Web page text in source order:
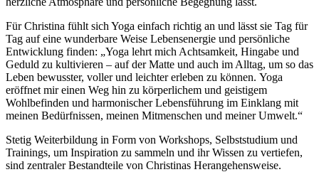
Für Christina fühlt sich Yoga einfach richtig an und lässt sie Tag für
Tag auf eine wunderbare Weise Lebensenergie und persönliche
Entwicklung finden: „Yoga lehrt mich Achtsamkeit, Hingabe und
Geduld zu kultivieren – auf der Matte und auch im Alltag, um so das
Leben bewusster, voller und leichter erleben zu können. Yoga
eröffnet mir einen Weg hin zu körperlichem und geistigem
Wohlbefinden und harmonischer Lebensführung im Einklang mit
meinen Bedürfnissen, meinen Mitmenschen und meiner Umwelt.“
Stetig Weiterbildung in Form von Workshops, Selbststudium und
Trainings, um Inspiration zu sammeln und ihr Wissen zu vertiefen,
sind zentraler Bestandteile von Christinas Herangehensweise.